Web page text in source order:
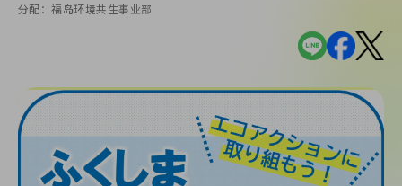
分配：福岛环境共生事业部